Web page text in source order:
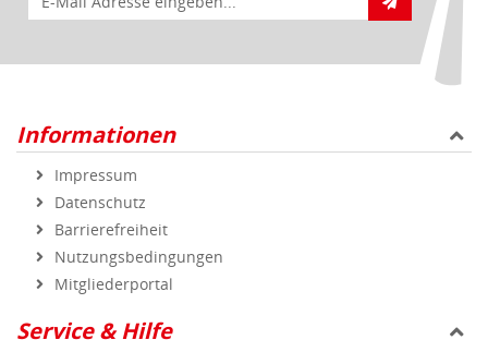
Mitgliederportal
Service & Hilfe
FAQ - Häufig gestellte Fragen
Vertrag widerrufen
Markenshops
Geprüfte Qualität
Sicher und zuverlässig